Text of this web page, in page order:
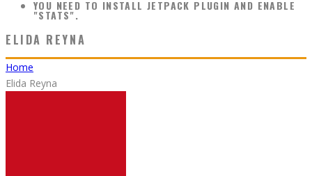
YOU NEED TO INSTALL JETPACK PLUGIN AND ENABLE
"STATS".
ELIDA REYNA
Home
Elida Reyna